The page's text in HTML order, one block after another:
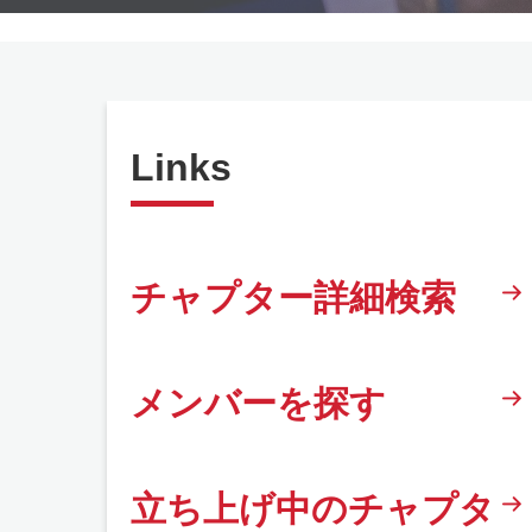
Links
チャプター詳細検索
メンバーを探す
立ち上げ中のチャプタ